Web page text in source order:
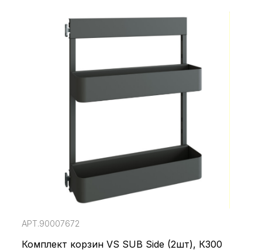
АРТ.90007672
Комплект корзин VS SUB Side (2шт), К300